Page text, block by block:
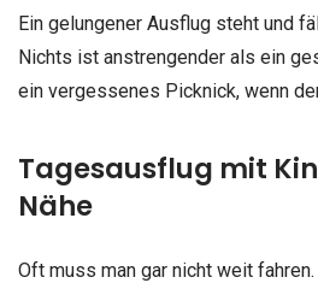
Ein gelungener Ausflug steht und
Nichts ist anstrengender als ein
ein vergessenes Picknick, wenn
Tagesausflug mit
Nähe
Oft muss man gar nicht weit